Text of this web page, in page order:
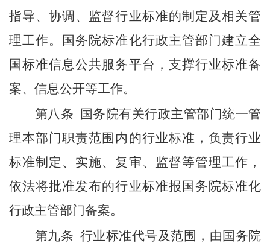
指导、协调、监督行业标准的制定及相关管
理工作。国务院标准化行政主管部门建立全
国标准信息公共服务平台，支撑行业标准备
案、信息公开等工作。
第八条
国务院有关行政主管部门统一管
理本部门职责范围内的行业标准，负责行业
标准制定、实施、复审、监督等管理工作，
依法将批准发布的行业标准报国务院标准化
行政主管部门备案。
第九条 行业标准代号及范围，由国务院